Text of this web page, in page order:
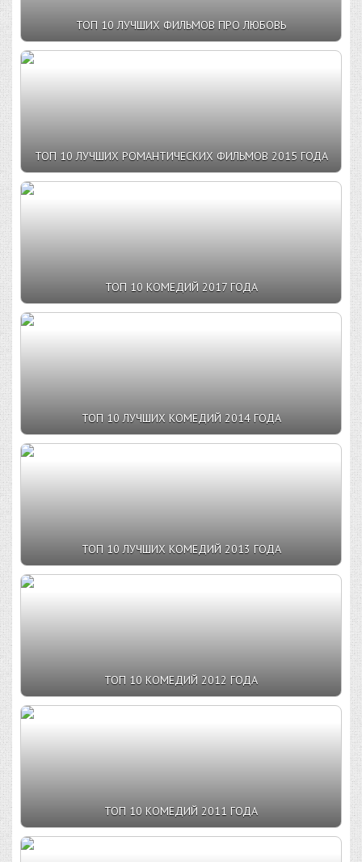
ТОП 10 ЛУЧШИХ ФИЛЬМОВ ПРО ЛЮБОВЬ
ТОП 10 ЛУЧШИХ РОМАНТИЧЕСКИХ ФИЛЬМОВ 2015 ГОДА
ТОП 10 КОМЕДИЙ 2017 ГОДА
ТОП 10 ЛУЧШИХ КОМЕДИЙ 2014 ГОДА
ТОП 10 ЛУЧШИХ КОМЕДИЙ 2013 ГОДА
ТОП 10 КОМЕДИЙ 2012 ГОДА
ТОП 10 КОМЕДИЙ 2011 ГОДА